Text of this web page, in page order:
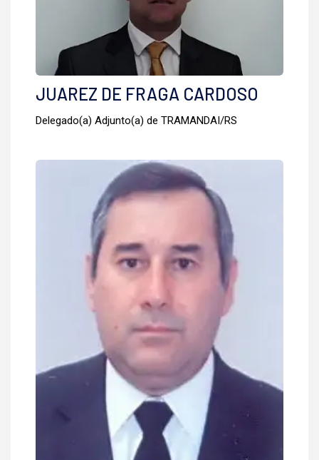
JUAREZ DE FRAGA CARDOSO
Delegado(a) Adjunto(a) de TRAMANDAI/RS